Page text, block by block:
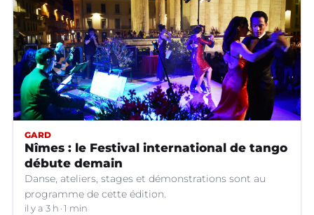
GARD
Nîmes : le Festival international de tango
débute demain
Danse, ateliers, stages et démonstrations sont au
programme de cette édition.
il y a 3 h 1 min